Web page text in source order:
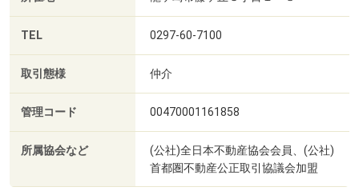
TEL 0297-60-7100
取引態様 仲介
管理コード 00470001161858
所属協会など
(公社)全日本不動産協会会員、(公社)
首都圏不動産公正取引協議会加盟